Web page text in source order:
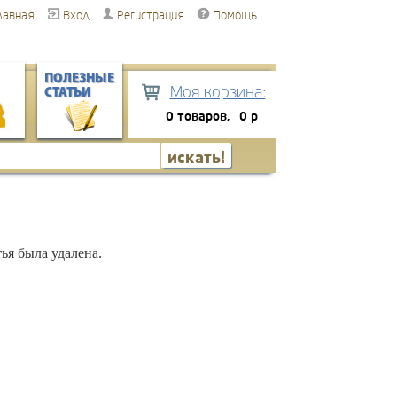
Вход Регистрация Помощь
Моя корзина:
0 товаров, 0 р
ПОЛЕЗНЫЕ
СТАТЬИ
была удалена.